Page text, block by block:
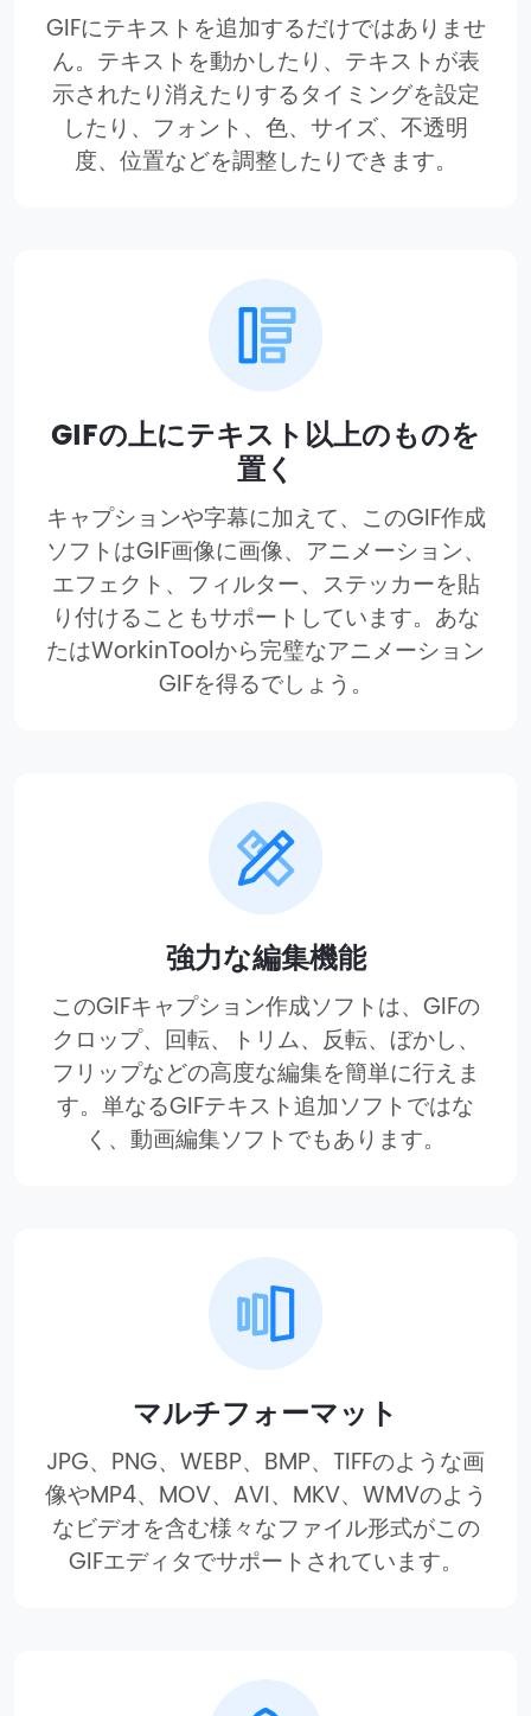
GIFにテキストを追加するだけではありませ
ん。テキストを動かしたり、テキストが表
示されたり消えたりするタイミングを設定
したり、フォント、色、サイズ、不透明
度、位置などを調整したりできます。
GIFの上にテキスト以上のものを
置く
キャプションや字幕に加えて、このGIF作成
ソフトはGIF画像に画像、アニメーション、
エフェクト、フィルター、ステッカーを貼
り付けることもサポートしています。あな
たはWorkinToolから完璧なアニメーション
GIFを得るでしょう。
強力な編集機能
このGIFキャプション作成ソフトは、GIFの
クロップ、回転、トリム、反転、ぼかし、
フリップなどの高度な編集を簡単に行えま
す。単なるGIFテキスト追加ソフトではな
く、動画編集ソフトでもあります。
マルチフォーマット
JPG、PNG、WEBP、BMP、TIFFのような画
像やMP4、MOV、AVI、MKV、WMVのよう
なビデオを含む様々なファイル形式がこの
GIFエディタでサポートされています。